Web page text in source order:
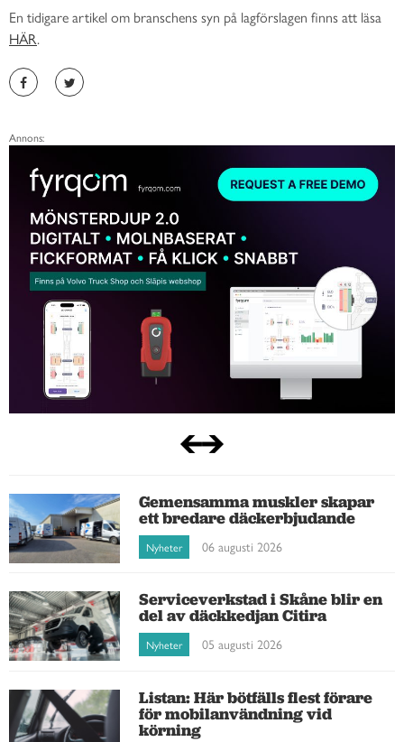
En tidigare artikel om branschens syn på lagförslagen finns att läsa
HÄR.
Annons:
Gemensamma muskler skapar
ett bredare däckerbjudande
Nyheter 06 augusti 2026
Serviceverkstad i Skåne blir en
del av däckkedjan Citira
Nyheter 05 augusti 2026
Listan: Här bötfälls flest förare
för mobilanvändning vid
körning